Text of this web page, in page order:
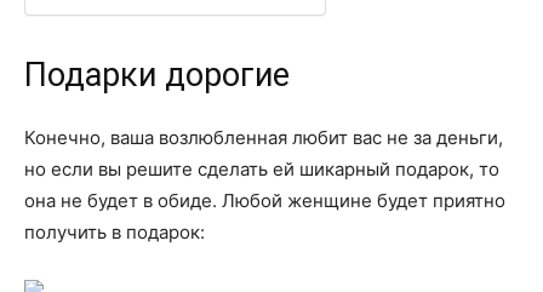
Подарки дорогие
Конечно, ваша возлюбленная любит вас не за деньги,
но если вы решите сделать ей шикарный подарок, то
она не будет в обиде. Любой женщине будет приятно
получить в подарок: